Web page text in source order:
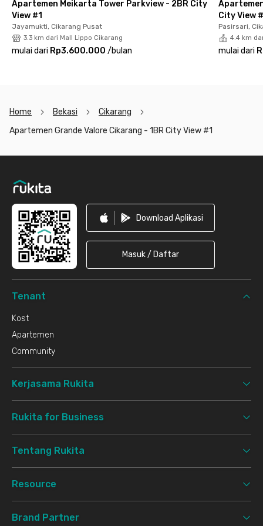
Apartemen Meikarta Tower Parkview - 2BR City
View #1
Jayamukti, Cikarang Pusat
3.3 km dari Mall Lippo Cikarang
mulai dari Rp3.600.000 /bulan
City View
Pasirsari,
4.4 km
mulai dari
Home Bekasi
Cikarang
Apartemen Grande Valore Cikarang - 1BR City View #1
Download Aplikasi
Masuk / Daftar
Tenant
Kost
Apartemen
Community
Kerjasama Rukita
Rukita for Business
Tentang Rukita
Resource
Brand Partner